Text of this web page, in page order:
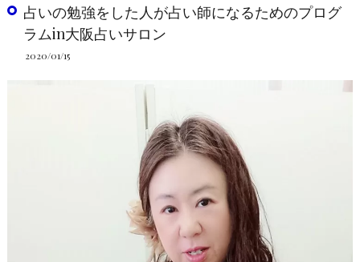
占いの勉強をした人が占い師になるためのプログ
ラムin大阪占いサロン
2020/01/15